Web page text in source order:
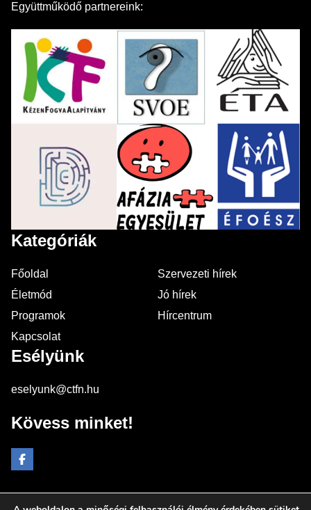
Együttműködő partnereink:
Kategóriák
Főoldal
Szervezeti hírek
Életmód
Jó hírek
Programok
Hírcentrum
Kapcsolat
Esélyünk
eselyunk@ctfn.hu
Kövess minket!